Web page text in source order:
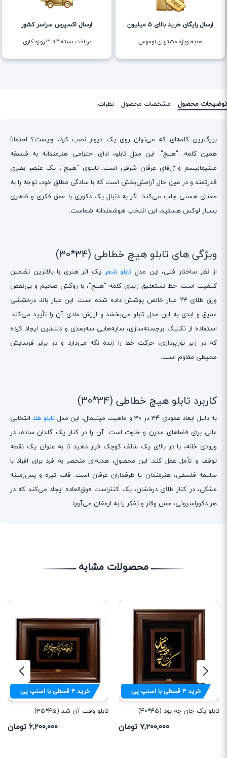
ارسال رایگان خرید بالای 5 میلیون
هدیه ویژه مشتریان لوموس
ارسال اکسپرس سراسر کشور
دریافت بسته ۲ تا ۳ روزه کاری
توضیحات محصول مشخصات محصول نظرات
بزرگترین کلمه‌ای که می‌توان روی یک دیوار نصب کرد، چیست؟ احتمالاً
همین کلمه. "هیچ". این مدل تابلو، ادای احترامی هنرمندانه به فلسفه
مینیمالیسم و ژرفای عرفان شرقی است. تابلوی "هیچ"، یک عنصر بصری
قدرتمند و در عین حال آرامش‌بخش است که با سادگی مطلق خود، توجه را به
معنای هستی جلب می‌کند. اگر به دنبال یک دکوری با عمق فکری و ظاهری
بسیار لوکس هستید، این انتخاب هوشمندانه شماست.
ویژگی های تابلو هیچ خطاطی (34*30)
از نظر ساختار فنی، این مدل تابلو شعر یک اثر هنری با بالاترین تضمین
کیفیت است. خط نستعلیق زیبای کلمه "هیچ"، با روکش ضخیم و بی‌نقص
ورق طلای ۲۴ عیار خالص پوشش داده شده است. این عیار بالا، درخششی
عمیق و ابدی به این مدل تابلو می‌بخشد و ارزش مادی آن را تأیید می‌کند.
استفاده از تکنیک برجسته‌سازی، سایه‌هایی سه‌بعدی و دلنشین ایجاد کرده
که در زیر نورپردازی، حرکت خط را زنده نگه می‌دارد و در برابر فرسایش
محیطی مقاوم است.
کاربرد تابلو هیچ خطاطی (34*30)
به دلیل ابعاد عمودی 34 در 30 و ماهیت مینیمال، این مدل تابلو طلا انتخابی
عالی برای فضاهای مدرن و خلوت است. آن را در کنار یک گلدان ساده، در
ورودی خانه، یا در بالای یک شلف کوچک قرار دهید تا به عنوان یک نقطه
توقف و تأمل عمل کند. این محصول، هدیه‌ای منحصر به فرد برای افراد با
سلیقه فلسفی، هنرمندان یا طرفداران عرفان است. قاب تیره و پس‌زمینه
مشکی، در کنار طلای درخشان، یک کنتراست فوق‌العاده ایجاد می‌کند که در
هر دکوراسیونی، حس وقار و تفکر را به ارمغان می‌آورد.
محصولات مشابه
خرید۴قسطی با اسنپ پی
تابلو یک جان چه بود (45*40)
۷,۲۰۰,۰۰۰ تومان
خرید۴قسطی با اسنپ پی
تابلو وقت آن شد (45*35)
۶,۲۰۰,۰۰۰ تومان